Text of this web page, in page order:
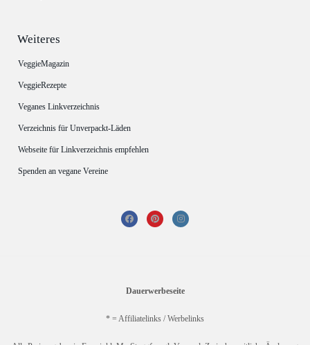
Weiteres
VeggieMagazin
VeggieRezepte
Veganes Linkverzeichnis
Verzeichnis für Unverpackt-Läden
Webseite für Linkverzeichnis empfehlen
Spenden an vegane Vereine
Dauerwerbeseite
* = Affiliatelinks / Werbelinks